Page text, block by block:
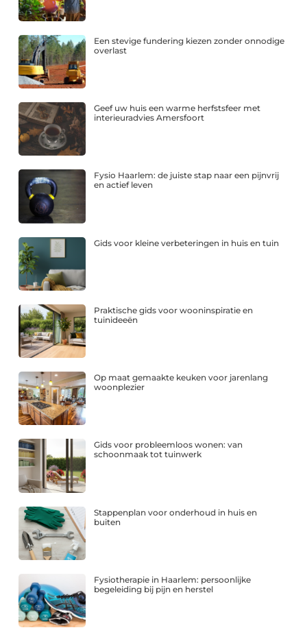
Een stevige fundering kiezen zonder onnodige
overlast
Geef uw huis een warme herfstsfeer met
interieuradvies Amersfoort
Fysio Haarlem: de juiste stap naar een pijnvrij
en actief leven
Gids voor kleine verbeteringen in huis en tuin
Praktische gids voor wooninspiratie en
tuinideeën
Op maat gemaakte keuken voor jarenlang
woonplezier
Gids voor probleemloos wonen: van
schoonmaak tot tuinwerk
Stappenplan voor onderhoud in huis en
buiten
Fysiotherapie in Haarlem: persoonlijke
begeleiding bij pijn en herstel